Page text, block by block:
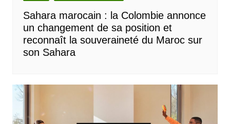
Sahara marocain : la Colombie annonce
un changement de sa position et
reconnaît la souveraineté du Maroc sur
son Sahara